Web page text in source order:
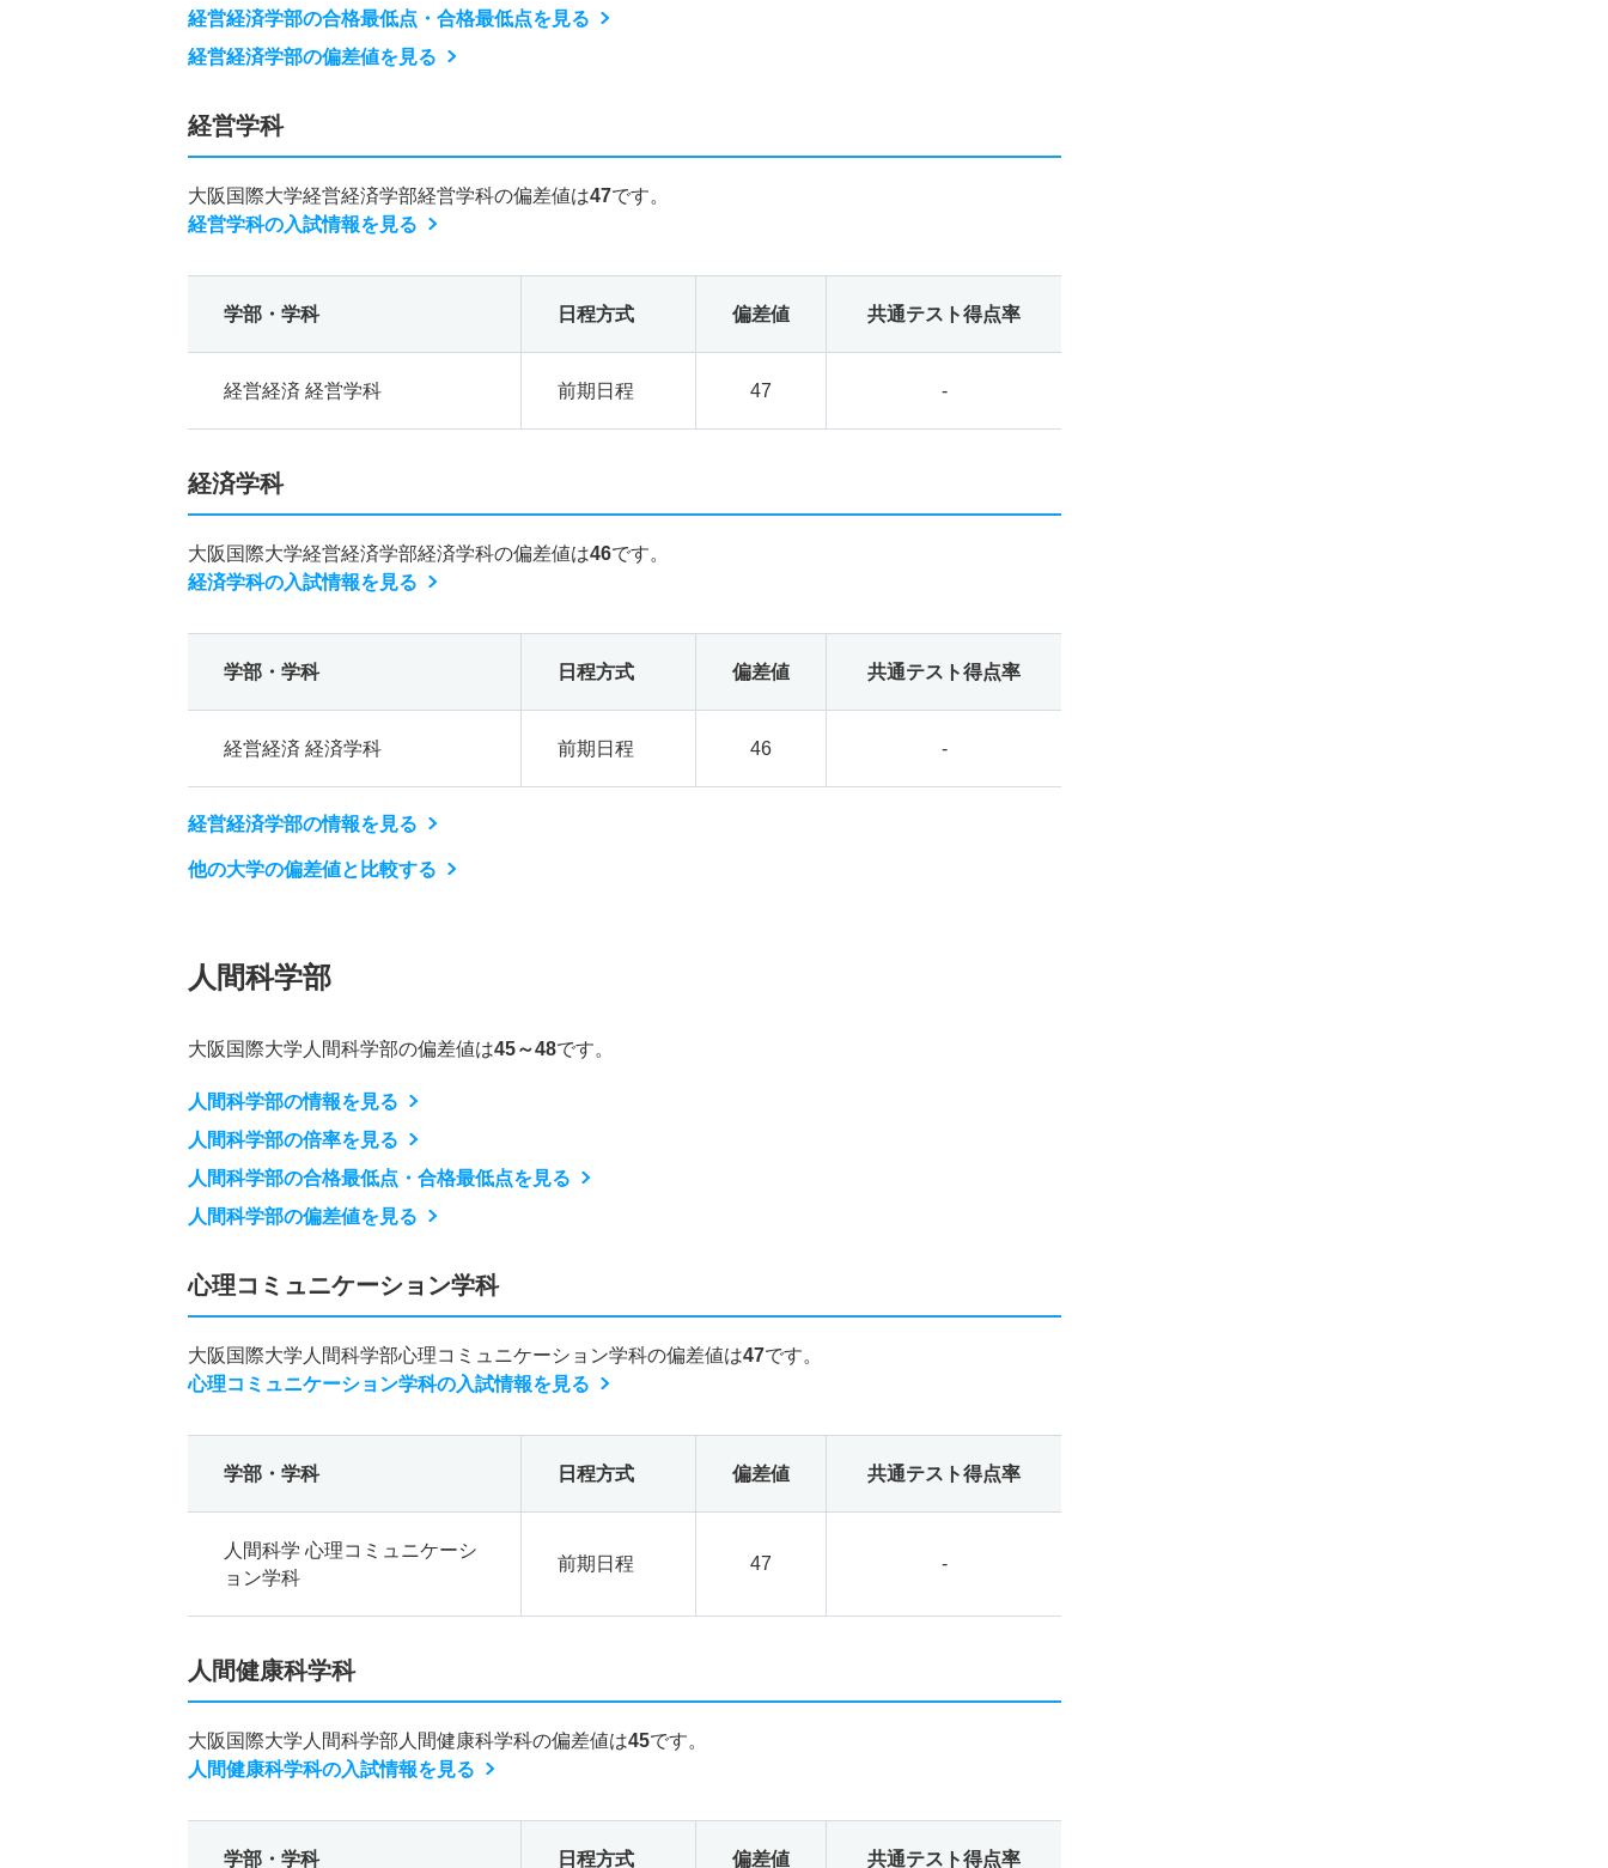
経営経済学部の合格最低点・合格最低点を見る
経営経済学部の偏差値を見る
経営学科
大阪国際大学経営経済学部経営学科の偏差値は47です。
経営学科の入試情報を見る
学部・学科 日程方式 偏差値 共通テスト得点率
経営経済 経営学科 前期日程 47 -
経済学科
大阪国際大学経営経済学部経済学科の偏差値は46です。
経済学科の入試情報を見る
学部・学科 日程方式 偏差値 共通テスト得点率
経営経済 経済学科 前期日程 46 -
経営経済学部の情報を見る
他の大学の偏差値と比較する
人間科学部
大阪国際大学人間科学部の偏差値は45～48です。
人間科学部の情報を見る
人間科学部の倍率を見る
人間科学部の合格最低点・合格最低点を見る
人間科学部の偏差値を見る
心理コミュニケーション学科
大阪国際大学人間科学部心理コミュニケーション学科の偏差値は47です。
心理コミュニケーション学科の入試情報を見る
学部・学科 日程方式 偏差値 共通テスト得点率
人間科学 心理コミュニケーシ
ョン学科
前期日程 47 -
人間健康科学科
大阪国際大学人間科学部人間健康科学科の偏差値は45です。
人間健康科学科の入試情報を見る
学部・学科 日程方式 偏差値 共通テスト得点率